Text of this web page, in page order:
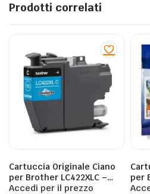
Prodotti correlati
Cartuccia Originale Ciano
per Brother LC422XLC –
1500 Pagine al 5%
Accedi per il prezzo
per